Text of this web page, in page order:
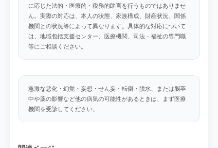
に応じた法的・医療的・税務的助言を行うものではありませ
ん。実際の対応は、本人の状態、家族構成、財産状況、関係
機関との状況等によって異なります。具体的な対応について
は、地域包括支援センター、医療機関、司法・福祉の専門職
等にご相談ください。
急激な悪化・幻覚・妄想・せん妄・転倒・脱水、または脳卒
中や薬の影響など他の病気の可能性があるときは、まず医療
機関を受診してください。